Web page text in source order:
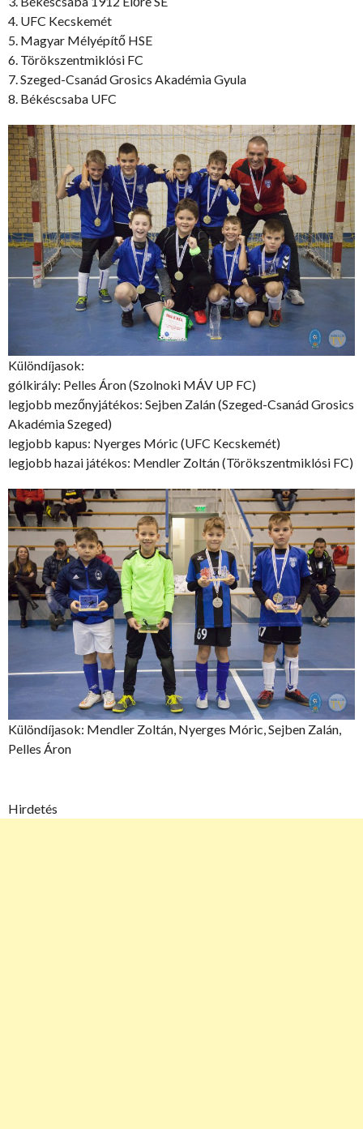
4. UFC Kecskemét
5. Magyar Mélyépítő HSE
6. Törökszentmiklósi FC
7. Szeged-Csanád Grosics Akadémia Gyula
8. Békéscsaba UFC
Különdíjasok:
gólkirály: Pelles Áron (Szolnoki MÁV UP FC)
legjobb mezőnyjátékos: Sejben Zalán (Szeged-Csanád Grosics
Akadémia Szeged)
legjobb kapus: Nyerges Móric (UFC Kecskemét)
legjobb hazai játékos: Mendler Zoltán (Törökszentmiklósi FC)
Különdíjasok: Mendler Zoltán, Nyerges Móric, Sejben Zalán,
Pelles Áron
Hirdetés